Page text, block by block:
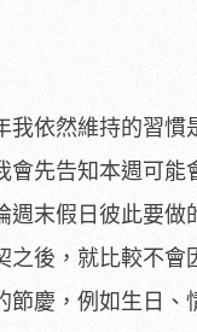
我依然維持的習慣
會先告知本週可能
週末假日彼此要做
之後，就比較不會
節慶，例如生日、